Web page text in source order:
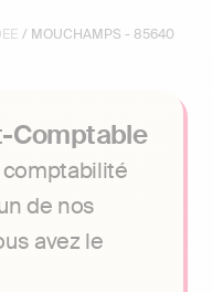
/ MOUCHAMPS - 85640
Comptable
comptabilité
de nos
avez le